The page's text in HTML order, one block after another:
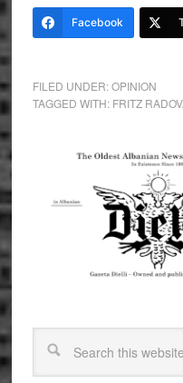
Facebook
FILED UNDER:OPINION
TAGGED WITH: FRITZ